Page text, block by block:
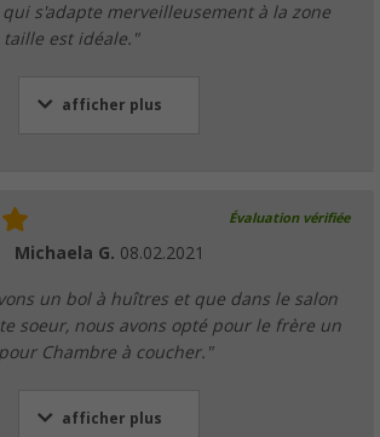
s'adapte merveilleusement à la zone
taille est idéale."
afficher plus
Évaluation vérifiée
Michaela G. 08.02.2021
un bol à huîtres et que dans le salon
soeur, nous avons opté pour le frère un
Chambre à coucher."
afficher plus